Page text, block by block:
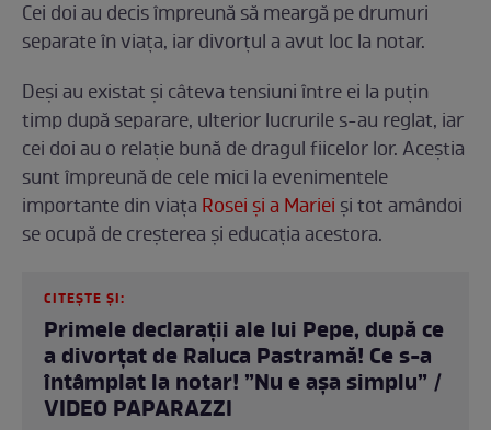
Cei doi au decis împreună să meargă pe drumuri
separate în viața, iar divorțul a avut loc la notar.
Deși au existat și câteva tensiuni între ei la puțin
timp după separare, ulterior lucrurile s-au reglat, iar
cei doi au o relație bună de dragul fiicelor lor. Aceștia
sunt împreună de cele mici la evenimentele
importante din viața Rosei și a Mariei și tot amândoi
se ocupă de creșterea și educația acestora.
CITEȘTE ȘI:
Primele declarații ale lui Pepe, după ce
a divorțat de Raluca Pastramă! Ce s-a
întâmplat la notar! ”Nu e așa simplu” /
VIDEO PAPARAZZI